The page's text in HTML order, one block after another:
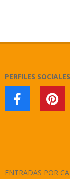
PERFILES SOCIALES
ENTRADAS POR